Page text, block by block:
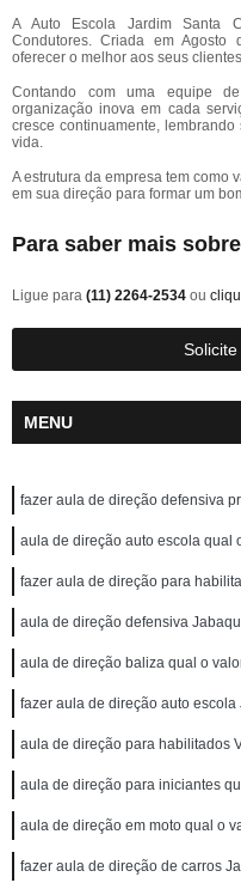
A Auto Escola Jardim Santa
Condutores. Criada em
oferecer o melhor aos seus
Contando com uma equipe
organização inova em cada
cresce continuamente,
vida.
A estrutura da empresa tem como
em sua direção para formar um
Para saber mais
Ligue para (11) 2264-2534 ou
MENU
fazer aula de direção defensiva
aula de direção auto escola qual
fazer aula de direção para
aula de direção defensiva
aula de direção baliza qual o
fazer aula de direção auto
aula de direção para habilitados
aula de direção para iniciantes
aula de direção em moto qual o
fazer aula de direção de carros